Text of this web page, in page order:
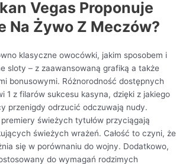
Vegas Proponuje
Na Żywo Z Meczów?
klasyczne owocówki, jakim sposobem i
sloty – z zaawansowaną grafiką a także
bonusowymi. Różnorodność dostępnych
1 z filarów sukcesu kasyna, dzięki z jakiego
przenigdy odrzucić odczuwają nudy.
świeżych tytułów przyciągają
świeżych wrażeń. Całość to czyni, że
się w porównaniu do wojny. Dodatkowo,
do wymagań rodzimych